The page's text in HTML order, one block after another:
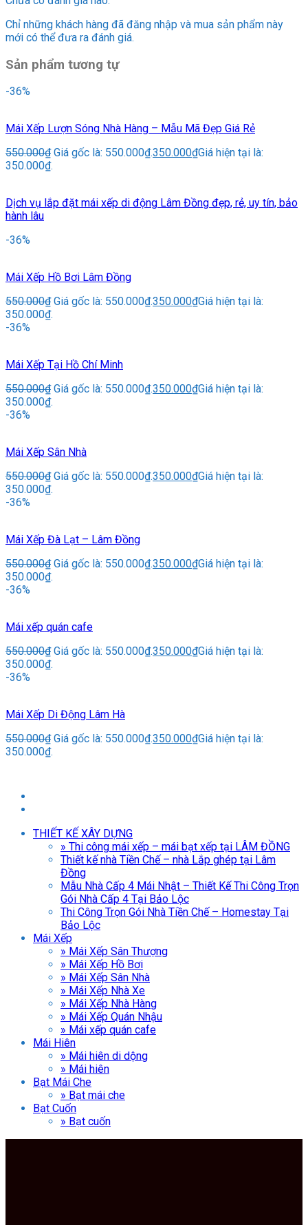
Chỉ những khách hàng đã đăng nhập và mua sản phẩm này
mới có thể đưa ra đánh giá.
Sản phẩm tương tự
-36%
Mái Xếp Lượn Sóng Nhà Hàng – Mẫu Mã Đẹp Giá Rẻ
550.000₫ Giá gốc là: 550.000₫.350.000₫Giá hiện tại là:
350.000₫.
Dịch vụ lắp đặt mái xếp di động Lâm Đồng đẹp, rẻ, uy tín, bảo
hành lâu
-36%
Mái Xếp Hồ Bơi Lâm Đồng
550.000₫ Giá gốc là: 550.000₫.350.000₫Giá hiện tại là:
350.000₫.
-36%
Mái Xếp Tại Hồ Chí Minh
550.000₫ Giá gốc là: 550.000₫.350.000₫Giá hiện tại là:
350.000₫.
-36%
Mái Xếp Sân Nhà
550.000₫ Giá gốc là: 550.000₫.350.000₫Giá hiện tại là:
350.000₫.
-36%
Mái Xếp Đà Lạt – Lâm Đồng
550.000₫ Giá gốc là: 550.000₫.350.000₫Giá hiện tại là:
350.000₫.
-36%
Mái xếp quán cafe
550.000₫ Giá gốc là: 550.000₫.350.000₫Giá hiện tại là:
350.000₫.
-36%
Mái Xếp Di Động Lâm Hà
550.000₫ Giá gốc là: 550.000₫.350.000₫Giá hiện tại là:
350.000₫.
THIẾT KẾ XÂY DỰNG
» Thi công mái xếp – mái bạt xếp tại LÂM ĐỒNG
Thiết kế nhà Tiền Chế – nhà Lắp ghép tại Lâm
Đồng
Mẫu Nhà Cấp 4 Mái Nhật – Thiết Kế Thi Công Trọn
Gói Nhà Cấp 4 Tại Bảo Lộc
Thi Công Trọn Gói Nhà Tiền Chế – Homestay Tại
Bảo Lộc
Mái Xếp
» Mái Xếp Sân Thượng
» Mái Xếp Hồ Bơi
» Mái Xếp Sân Nhà
» Mái Xếp Nhà Xe
» Mái Xếp Nhà Hàng
» Mái Xếp Quán Nhậu
» Mái xếp quán cafe
Mái Hiên
» Mái hiên di dộng
» Mái hiên
Bạt Mái Che
» Bạt mái che
Bạt Cuốn
» Bạt cuốn